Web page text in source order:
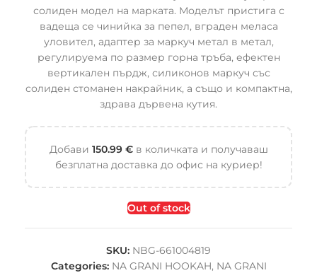
солиден модел на марката. Моделът пристига с
вадеща се чинийка за пепел, вграден меласа
уловител, адаптер за маркуч метал в метал,
регулируема по размер горна тръба, ефектен
вертикален пърдж, силиконов маркуч със
солиден стоманен накрайник, а също и компактна,
здрава дървена кутия.
Добави 150.99 €в количката и получаваш
безплатна доставка до офис на куриер!
Out of stock
SKU: NBG-661004819
Categories: NA GRANI HOOKAH, NA GRANI